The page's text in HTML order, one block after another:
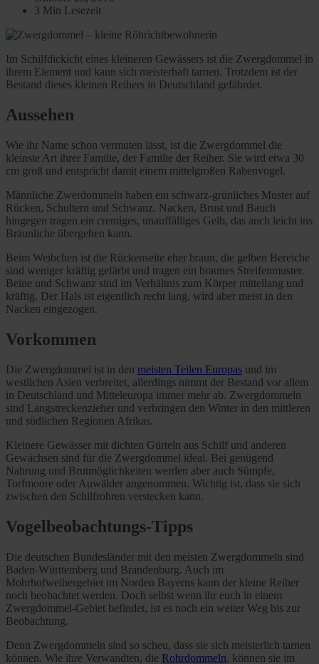
3 Min Lesezeit
Im Schilfdickicht eines kleineren Gewässers ist die Zwergdommel in
ihrem Element und kann sich meisterhaft tarnen. Trotzdem ist der
Bestand dieses kleinen Reihers in Deutschland gefährdet.
Aussehen
Wie ihr Name schon vermuten lässt, ist die Zwergdommel die
kleinste Art ihrer Familie, der Familie der Reiher. Sie wird etwa 30
cm groß und entspricht damit einem mittelgroßen Rabenvogel.
Männliche Zwerdommeln haben ein schwarz-grünliches Muster auf
Rücken, Schultern und Schwanz. Nacken, Brust und Bauch
hingegen tragen ein cremiges, unauffälliges Gelb, das auch leicht ins
Bräunliche übergehen kann.
Beim Weibchen ist die Rückenseite eher braun, die gelben Bereiche
sind weniger kräftig gefärbt und tragen ein braunes Streifenmuster.
Beine und Schwanz sind im Verhältnis zum Körper mittellang und
kräftig. Der Hals ist eigentlich recht lang, wird aber meist in den
Nacken eingezogen.
Vorkommen
Die Zwergdommel ist in den meisten Teilen Europas und im
westlichen Asien verbreitet, allerdings nimmt der Bestand vor allem
in Deutschland und Mitteleuropa immer mehr ab. Zwergdommeln
sind Langstreckenzieher und verbringen den Winter in den mittleren
und südlichen Regionen Afrikas.
Kleinere Gewässer mit dichten Gürteln aus Schilf und anderen
Gewächsen sind für die Zwergdommel ideal. Bei genügend
Nahrung und Brutmöglichkeiten werden aber auch Sümpfe,
Torfmoore oder Auwälder angenommen. Wichtig ist, dass sie sich
zwischen den Schilfrohren verstecken kann.
Vogelbeobachtungs-Tipps
Die deutschen Bundesländer mit den meisten Zwergdommeln sind
Baden-Württemberg und Brandenburg. Auch im
Mohrhofweihergebiet im Norden Bayerns kann der kleine Reiher
noch beobachtet werden. Doch selbst wenn ihr euch in einem
Zwergdommel-Gebiet befindet, ist es noch ein weiter Weg bis zur
Beobachtung.
Denn Zwergdommeln sind so scheu, dass sie sich meisterlich tarnen
können. Wie ihre Verwandten, die Rohrdommeln, können sie im